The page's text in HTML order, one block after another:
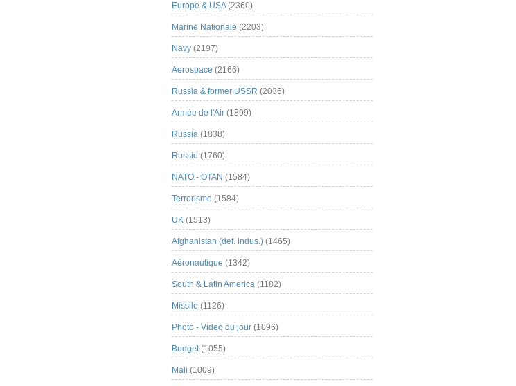
Europe & USA(2360)
Marine Nationale (2203)
Navy (2197)
Aerospace (2166)
Russia & former USSR (2036)
Armée de l'Air (1899)
Russia (1838)
Russie (1760)
NATO - OTAN (1584)
Terrorisme (1584)
UK (1513)
Afghanistan (def. indus.) (1465)
Aéronautique (1342)
South & Latin America (1182)
Missile (1126)
Photo - Video du jour (1096)
Budget(1055)
Mali (1009)